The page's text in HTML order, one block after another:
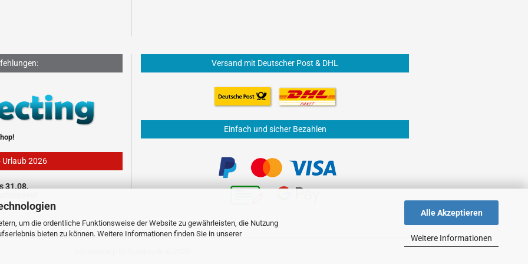
um die ordentliche Funktionsweise der Website zu gewährleisten, die Nutzung
bieten zu können. Weitere Informationen finden Sie in unserer
Alle Akzeptieren
Weitere Informationen
Urlaub 2026
31.08.
Versand mit Deutscher Post & DHL
Einfach und sicher Bezahlen